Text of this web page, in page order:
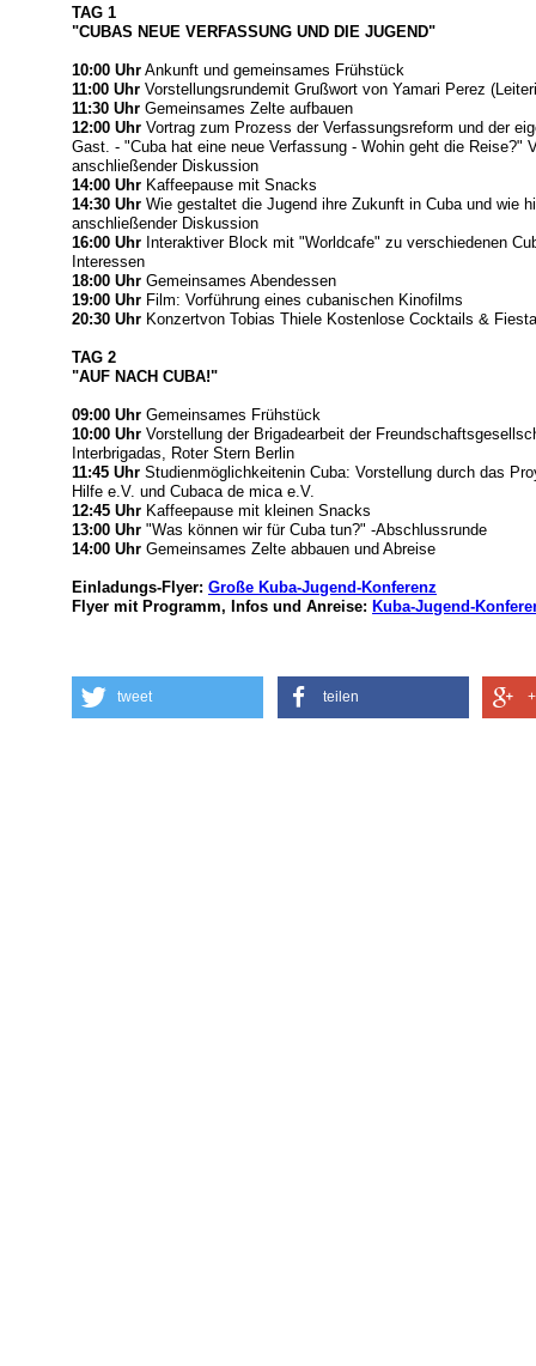
TAG 1
"CUBAS NEUE VERFASSUNG UND DIE JUGEND"
10:00 Uhr Ankunft und gemeinsames Frühstück
11:00 Uhr Vorstellungsrundemit Grußwort von Yamari Perez
11:30 Uhr Gemeinsames Zelte aufbauen
12:00 Uhr Vortrag zum Prozess der Verfassungsreform und der
Gast. - "Cuba hat eine neue Verfassung - Wohin geht die Reise?"
anschließender Diskussion
14:00 Uhr Kaffeepause mit Snacks
14:30 Uhr Wie gestaltet die Jugend ihre Zukunft in Cuba und wie
anschließender Diskussion
16:00 Uhr Interaktiver Block mit "Worldcafe" zu verschiedenen
Interessen
18:00 Uhr Gemeinsames Abendessen
19:00 Uhr Film: Vorführung eines cubanischen Kinofilms
20:30 Uhr Konzertvon Tobias Thiele Kostenlose Cocktails &
TAG 2
"AUF NACH CUBA!"
09:00 Uhr Gemeinsames Frühstück
10:00 Uhr Vorstellung der Brigadearbeit der
Interbrigadas, Roter Stern Berlin
11:45 Uhr Studienmöglichkeitenin Cuba: Vorstellung durch das
Hilfe e.V. und Cubaca de mica e.V.
12:45 Uhr Kaffeepause mit kleinen Snacks
13:00 Uhr "Was können wir für Cuba tun?" -Abschlussrunde
14:00 Uhr Gemeinsames Zelte abbauen und Abreise
Einladungs-Flyer: Große Kuba-Jugend-Konferenz
Flyer mit Programm, Infos und Anreise: Kuba-Jugend-
tweet teilen